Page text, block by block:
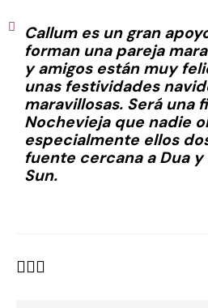
Callum es un gran
forman una pareja
y amigos están muy
unas festividades
maravillosas. Será una
Nochevieja que nadie
especialmente ellos
fuente cercana a Dua y
Sun.